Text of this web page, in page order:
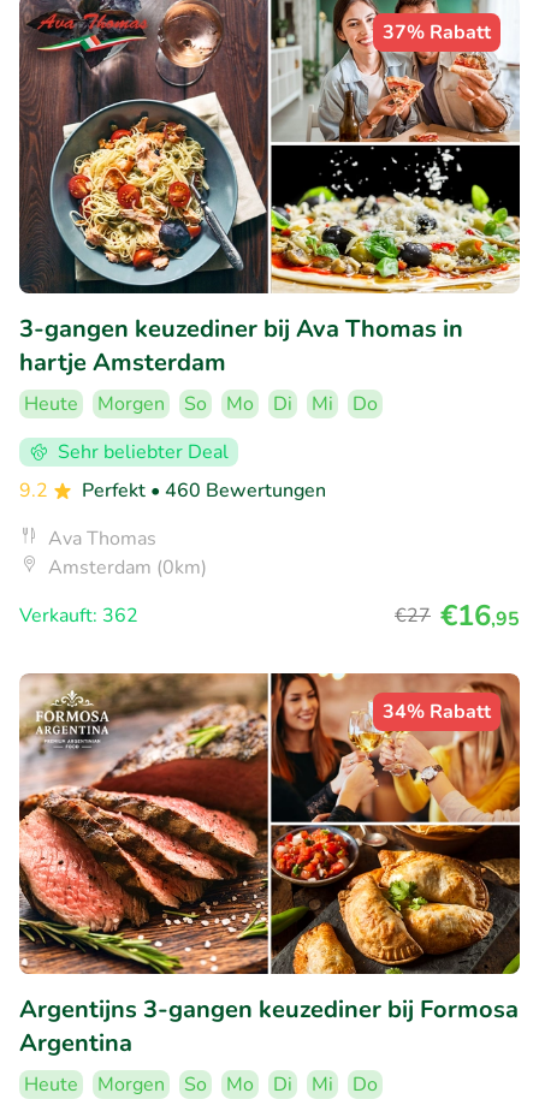
37% Rabatt
3-gangen keuzediner bij Ava Thomas in
hartje Amsterdam
Heute Morgen So Mo Di Mi
Do
Sehr beliebter Deal
9.2
Perfekt • 460 Bewertungen
Ava Thomas
Amsterdam (0km)
Verkauft: 362
€27 €16,95
34% Rabatt
Argentijns 3-gangen keuzediner bij Formosa
Argentina
Heute Morgen So Mo Di Mi
Do